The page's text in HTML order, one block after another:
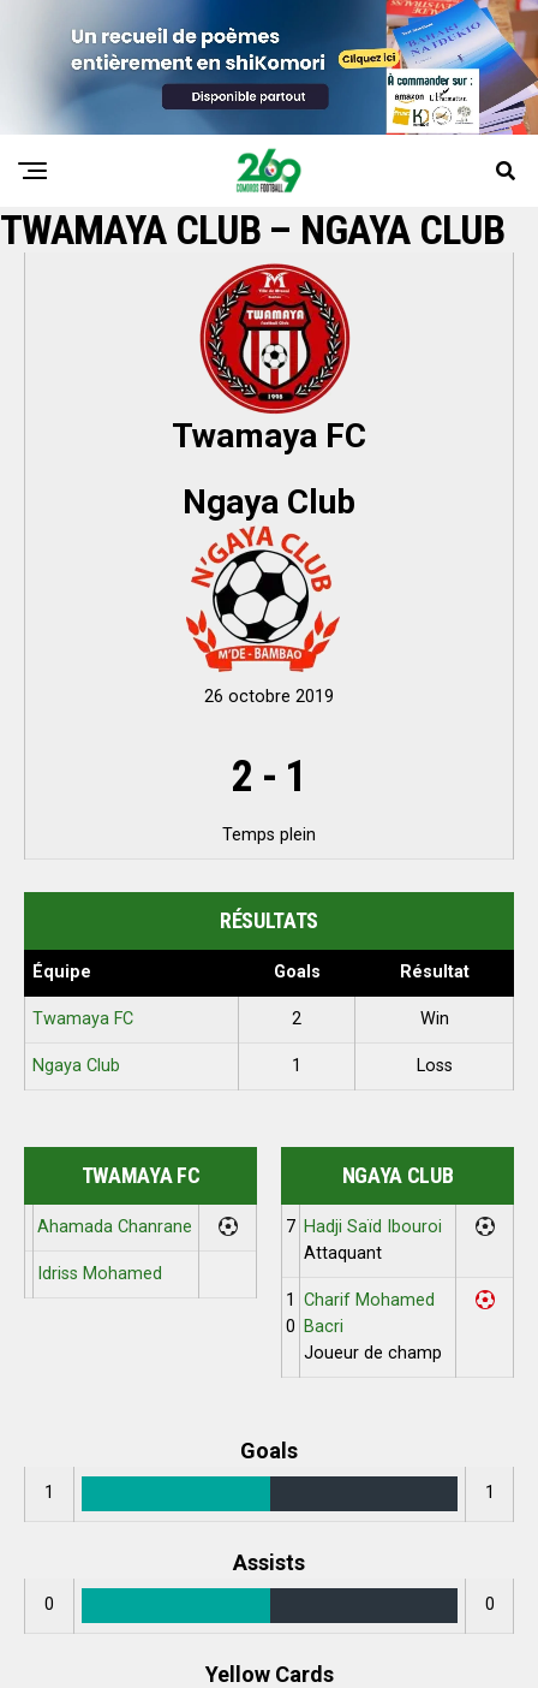
TWAMAYA CLUB – NGAYA CLUB
Twamaya FC
Ngaya Club
26 octobre 2019
2 - 1
Temps plein
RÉSULTATS
Équipe Goals Résultat
Twamaya FC 2 Win
Ngaya Club 1 Loss
TWAMAYA FC
Ahamada Chanrane
Idriss Mohamed
NGAYA CLUB
7 Hadji Saïd Ibouroi
Attaquant
1
0
Charif Mohamed
Bacri
Joueur de champ
Goals
1 1
Assists
0 0
Yellow Cards